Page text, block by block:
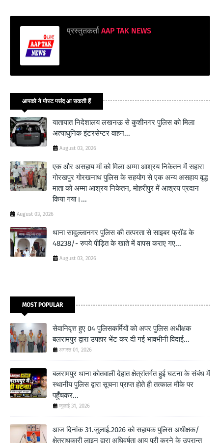
प्रस्तुतकर्ता AAP TAK NEWS
आपको ये पोस्ट पसंद आ सकती हैं
यातायात निदेशालय लखनऊ से कुशीनगर पुलिस को मिला
अत्याधुनिक इंटरसेप्टर वाहन...
August 03, 2026
एक और असहाय माँ को मिला अम्मा आश्रय निकेतन में सहारा
गोरखपुर गोरखनाथ पुलिस के सहयोग से एक अन्य असहाय वृद्ध
माता को अम्मा आश्रय निकेतन, मोहरीपुर में आश्रय प्रदान
किया गया।...
August 03, 2026
थाना सादुल्लानगर पुलिस की तत्परता से साइबर फ्रॉड के
48238/- रुपये पीड़ित के खाते में वापस कराए गए...
August 03, 2026
MOST POPULAR
सेवानिवृत्त हुए 04 पुलिसकर्मियों को अपर पुलिस अधीक्षक
बलरामपुर द्वारा उपहार भेंट कर दी गई भावभीनी विदाई...
अगस्त 01, 2026
बलरामपुर थाना कोतवाली देहात क्षेत्रांतर्गत हुई घटना के संबंध में
स्थानीय पुलिस द्वारा सूचना प्राप्त होते ही तत्काल मौके पर
पहुँचकर...
जुलाई 31, 2026
आज दिनांक 31.जुलाई.2026 को सहायक पुलिस अधीक्षक/
क्षेत्राधकारी लाइन द्वारा अधिवर्षता आयु पूरी करने के उपरान्त